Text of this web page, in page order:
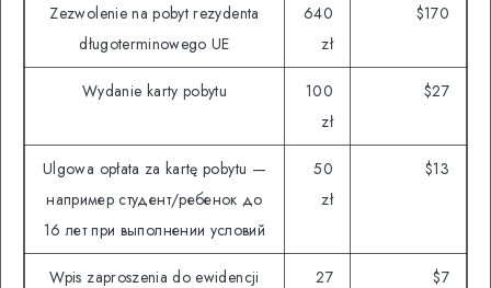
Zezwolenie na pobyt rezydenta
długoterminowego UE
640
zł
$170
Wydanie karty pobytu
100
zł
$27
Ulgowa opłata za kartę pobytu —
например студент/ребенок до
16 лет при выполнении условий
50
zł
$13
Wpis zaproszenia do ewidencji
27
$7